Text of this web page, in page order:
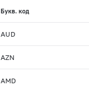
Букв. код
AUD
AZN
AMD